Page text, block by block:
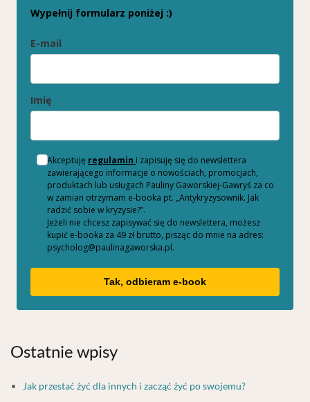
Wypełnij formularz poniżej :)
E-mail
Imię
Akceptuję regulamin i zapisuję się do newslettera
zawierającego informacje o nowościach, promocjach,
produktach lub usługach Pauliny Gaworskiej-Gawryś za co
w zamian otrzymam e-booka pt. „Antykryzysownik. Jak
radzić sobie w kryzysie?”.
Jeżeli nie chcesz zapisywać się do newslettera, możesz
kupić e-booka za 49 zł brutto, pisząc do mnie na adres:
psycholog@paulinagaworska.pl.
Tak, odbieram e-book
Ostatnie wpisy
Jak przestać żyć dla innych i zacząć żyć po swojemu?